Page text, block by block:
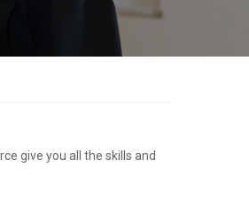
give you all the skills and